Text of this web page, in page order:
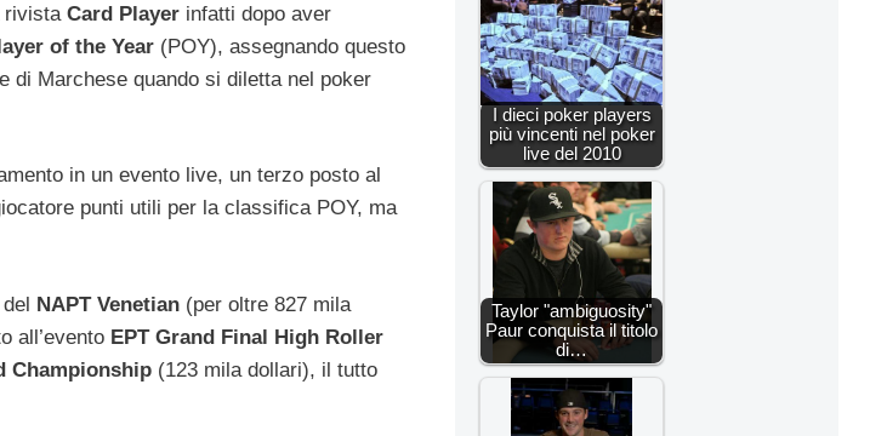
rivista Card Player infatti dopo aver
of the Year (POY), assegnando questo
di Marchese quando si diletta nel poker
in un evento live, un terzo posto al
punti utili per la classifica POY, ma
NAPT Venetian (per oltre 827 mila
all’evento EPT Grand Final High Roller
Championship (123 mila dollari), il tutto
I dieci poker players
più vincenti nel poker
live del 2010
Taylor "ambiguosity"
Paur conquista il titolo
di…